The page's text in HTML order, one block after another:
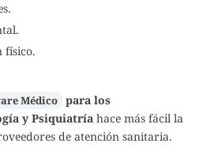
físico.
Médico para los
y Psiquiatría hace más fácil la
de atención sanitaria.